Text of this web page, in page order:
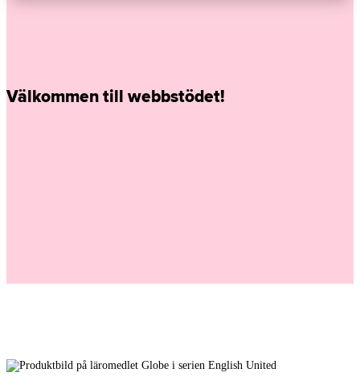
Välkommen till webbstödet!